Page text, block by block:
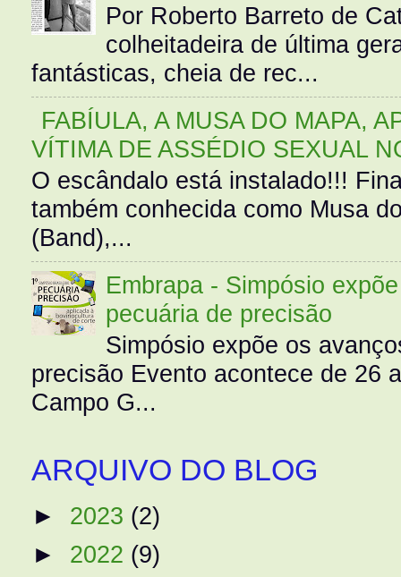
Por Roberto Barreto de
colheitadeira de última
fantásticas, cheia de rec...
FABÍULA, A MUSA DO MAPA,
VÍTIMA DE ASSÉDIO SEXUAL
O escândalo está instalado!!!
também conhecida como Musa
(Band),...
Embrapa - Simpósio
pecuária de precisão
Simpósio expõe os
precisão Evento acontece de 26
Campo G...
ARQUIVO DO BLOG
► 2023 (2)
► 2022 (9)